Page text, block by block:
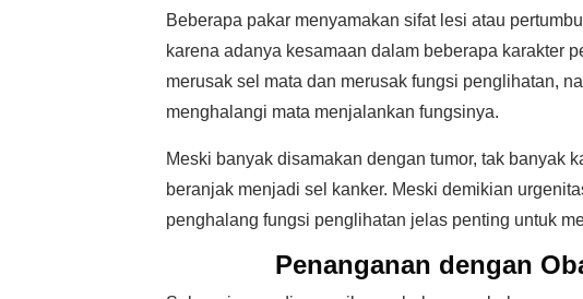
Beberapa pakar menyamakan sifat lesi atau
karena adanya kesamaan dalam beberapa karakter
merusak sel mata dan merusak fungsi penglihatan,
menghalangi mata menjalankan fungsinya.
Meski banyak disamakan dengan tumor, tak banyak
beranjak menjadi sel kanker. Meski demikian
penghalang fungsi penglihatan jelas penting untuk
Penanganan dengan